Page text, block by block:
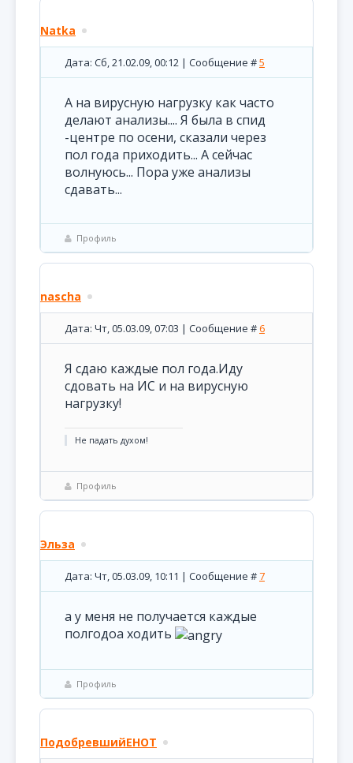
Natka
Дата: Сб, 21.02.09, 00:12 | Сообщение #5
А на вирусную нагрузку как часто
делают анализы.... Я была в спид
-центре по осени, сказали через
пол года приходить... А сейчас
волнуюсь... Пора уже анализы
сдавать...
Профиль
nascha
Дата: Чт, 05.03.09, 07:03 | Сообщение #6
Я сдаю каждые пол года.Иду
сдовать на ИС и на вирусную
нагрузку!
Не падать духом!
Профиль
Эльза
Дата: Чт, 05.03.09, 10:11 | Сообщение #7
а у меня не получается каждые
полгодоа ходить
Профиль
ПодобревшийЕНОТ